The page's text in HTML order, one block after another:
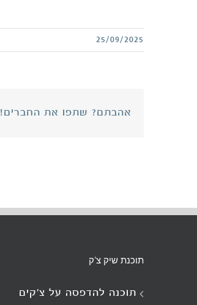
25/09/2025
אהבתם? שתפו את החברים!
תוכנת שיק צ'ק
תוכנה להדפסה על צ’קים